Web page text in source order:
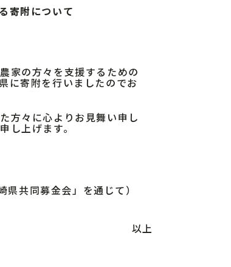
寄附について
家の方々を支援するための
に寄附を行いましたのでお
方々に心よりお見舞い申し
し上げます。
共同募金会」を通じて）
以上